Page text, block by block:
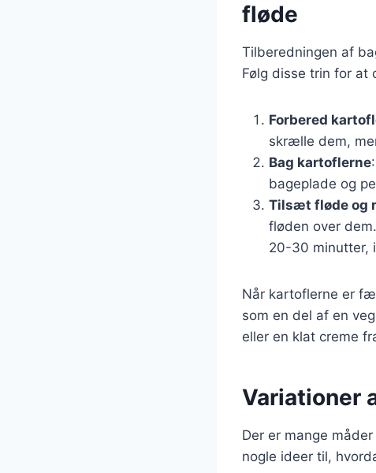
fløde
Tilberedningen af
Følg disse trin for at
Forbered
skrælle dem,
Bag kartoflerne
bageplade og
Tilsæt fløde og
fløden over
20-30 minutter,
Når kartoflerne er
som en del af en
eller en klat creme
Variationer
Der er mange
nogle ideer til,